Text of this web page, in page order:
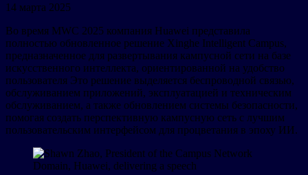
14 марта 2025
Во время MWC 2025 компания Huawei представила
полностью обновленное решение Xinghe Intelligent Campus,
предназначенное для развертывания кампусной сети на базе
искусственного интеллекта, ориентированной на удобство
пользователя Это решение выделяется беспроводной связью,
обслуживанием приложений, эксплуатацией и техническим
обслуживанием, а также обновлением системы безопасности,
помогая создать перспективную кампусную сеть с лучшим
пользовательским интерфейсом для процветания в эпоху ИИ.